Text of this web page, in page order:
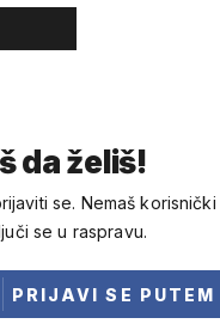
da želiš!
se. Nemaš
se u raspravu.
PRIJAVI SE PUTEM